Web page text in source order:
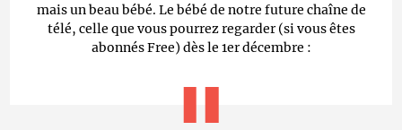
mais un beau bébé. Le bébé de notre future chaîne de
télé, celle que vous pourrez regarder (si vous êtes
abonnés Free) dès le 1er décembre :